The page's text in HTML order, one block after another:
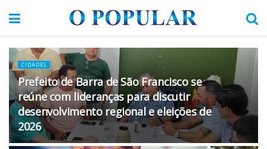
CIDADES
Prefeito de Barra de São Francisco se
reúne com lideranças para discutir
desenvolvimento regional e eleições de
2026